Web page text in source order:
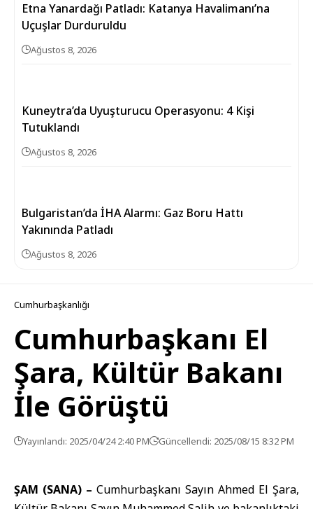
Etna Yanardağı Patladı: Katanya Havalimanı’na
Uçuşlar Durduruldu
Ağustos 8, 2026
Kuneytra’da Uyuşturucu Operasyonu: 4 Kişi
Tutuklandı
Ağustos 8, 2026
Bulgaristan’da İHA Alarmı: Gaz Boru Hattı
Yakınında Patladı
Ağustos 8, 2026
Cumhurbaşkanlığı
Cumhurbaşkanı El
Şara, Kültür Bakanı
İle Görüştü
Yayınlandı: 2025/04/24 2:40 PM Güncellendi: 2025/08/15 8:32 PM
ŞAM (SANA) – Cumhurbaşkanı Sayın Ahmed El Şara,